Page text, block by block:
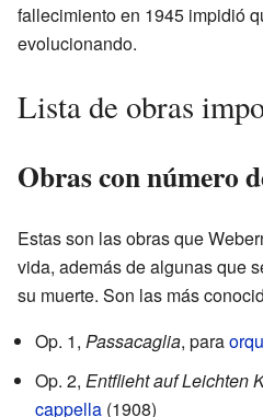
fallecimiento en 1945 impidió
evolucionando.
Lista de obras
Obras con número
Estas son las obras que
vida, además de algunas que
su muerte. Son las más
Op. 1, Passacaglia, para
Op. 2, Entflieht auf Leichten
cappella (1908)